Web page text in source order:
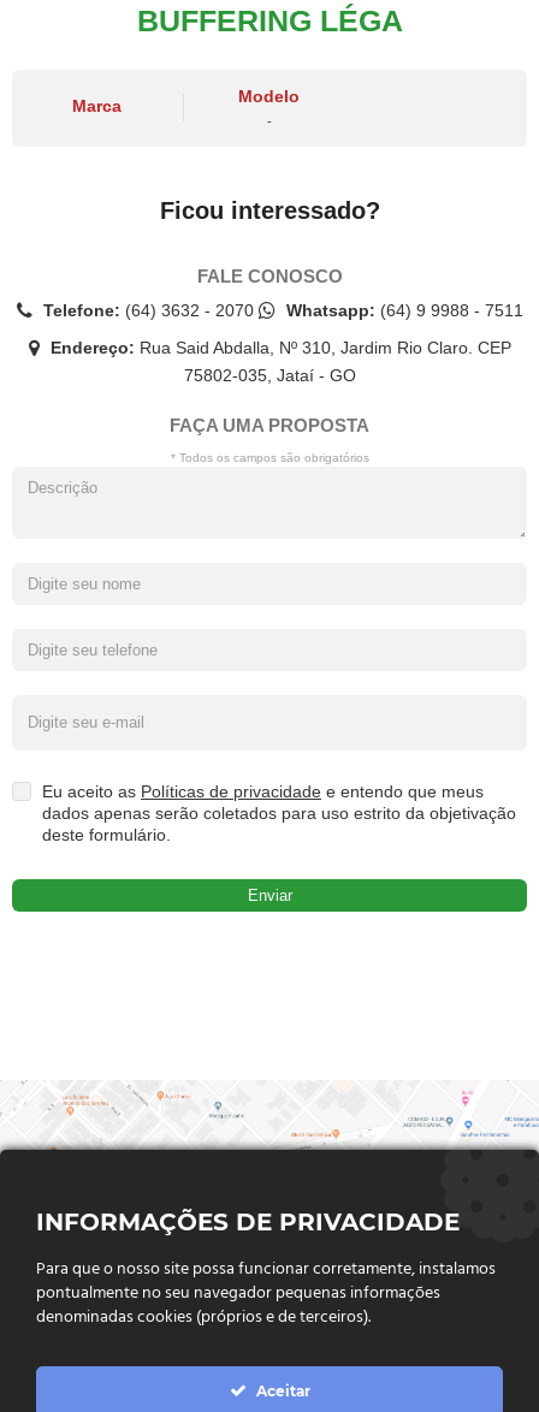
BUFFERING LÉGA
Marca
Modelo
-
Ficou interessado?
FALE CONOSCO
Telefone: (64) 3632 - 2070 Whatsapp: (64) 9 9988 - 7511
Endereço: Rua Said Abdalla, Nº 310, Jardim Rio Claro. CEP
75802-035, Jataí - GO
FAÇA UMA PROPOSTA
* Todos os campos são obrigatórios
Eu aceito as Políticas de privacidade e entendo que meus
dados apenas serão coletados para uso estrito da objetivação
deste formulário.
FALE CONOSCO
INFORMAÇÕES DE PRIVACIDADE
Para que o nosso site possa funcionar corretamente, instalamos
pontualmente no seu navegador pequenas informações
denominadas cookies (próprios e de terceiros).
Aceitar